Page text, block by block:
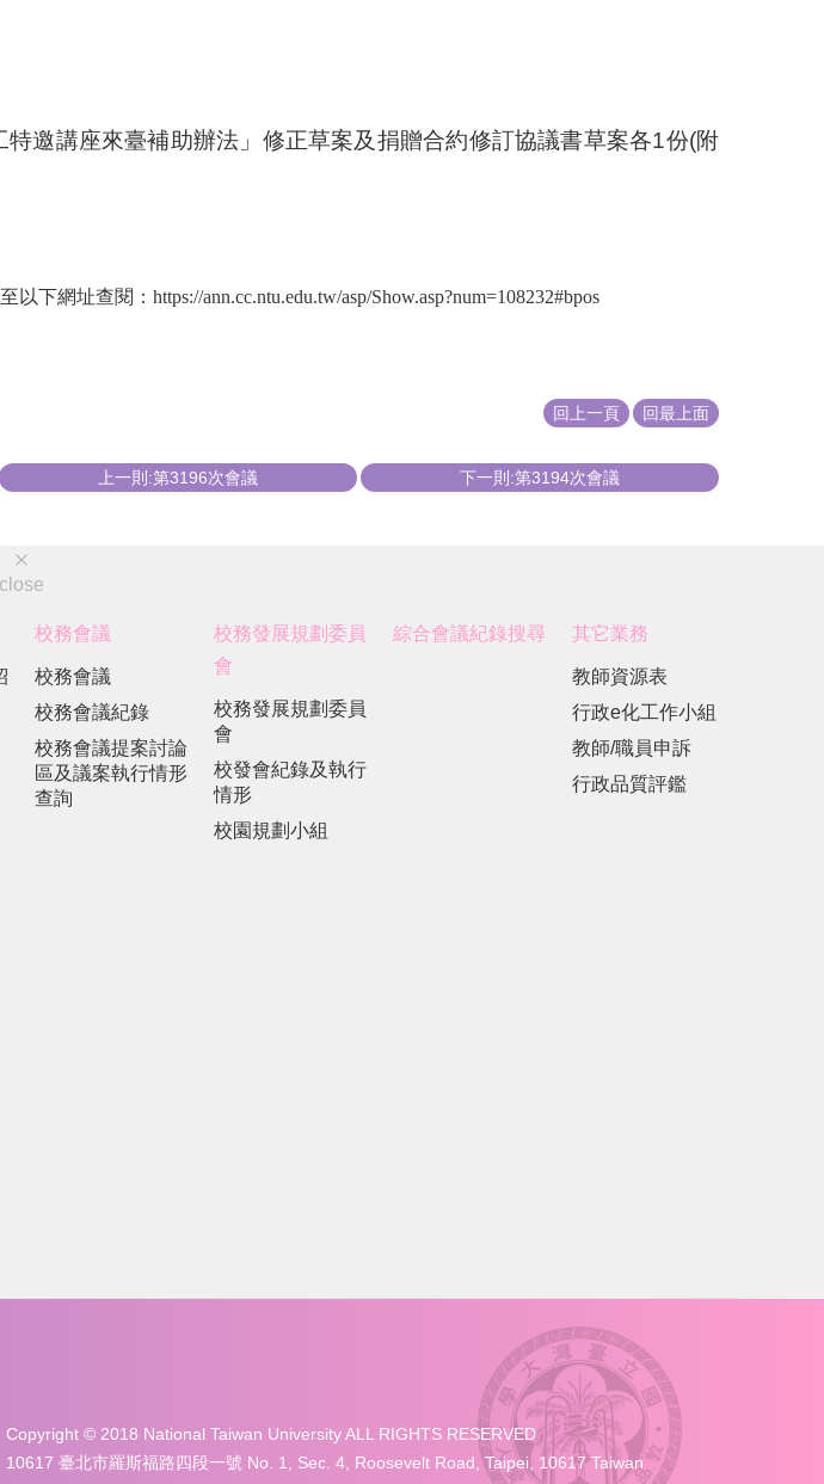
邀講座來臺補助辦法」修正草案及捐贈合約修訂協議書草案各1份(附
網址查閱：https://ann.cc.ntu.edu.tw/asp/Show.asp?num=108232#bpos
回上一頁 回最上面
上一則:第3196次會議 下一則:第3194次會議
close
校務會議
校務會議
校務會議紀錄
校務會議提案討論
區及議案執行情形
查詢
校務發展規劃委員
會
校務發展規劃委員
會
校發會紀錄及執行
情形
校園規劃小組
綜合會議紀錄搜尋 其它業務
教師資源表
行政e化工作小組
教師/職員申訴
行政品質評鑑
Copyright © 2018 National Taiwan University ALL RIGHTS RESERVED
10617 臺北市羅斯福路四段一號 No. 1, Sec. 4, Roosevelt Road, Taipei, 10617 Taiwan